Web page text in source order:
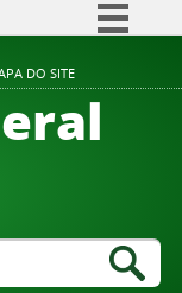
DO SITE
BR
Participe
Canais